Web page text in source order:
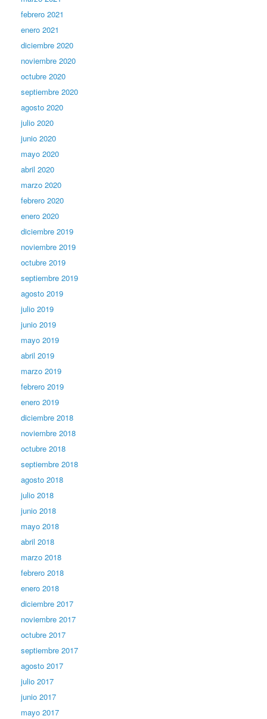
febrero 2021
enero 2021
diciembre 2020
noviembre 2020
octubre 2020
septiembre 2020
agosto 2020
julio 2020
junio 2020
mayo 2020
abril 2020
marzo 2020
febrero 2020
enero 2020
diciembre 2019
noviembre 2019
octubre 2019
septiembre 2019
agosto 2019
julio 2019
junio 2019
mayo 2019
abril 2019
marzo 2019
febrero 2019
enero 2019
diciembre 2018
noviembre 2018
octubre 2018
septiembre 2018
agosto 2018
julio 2018
junio 2018
mayo 2018
abril 2018
marzo 2018
febrero 2018
enero 2018
diciembre 2017
noviembre 2017
octubre 2017
septiembre 2017
agosto 2017
julio 2017
junio 2017
mayo 2017